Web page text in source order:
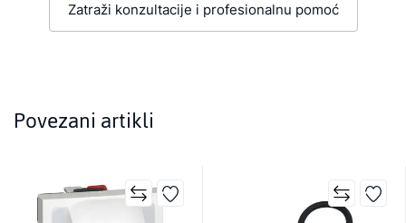
Zatraži konzultacije i profesionalnu pomoć
Povezani artikli